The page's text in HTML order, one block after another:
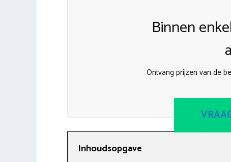
Binnen
Ontvang prijzen van de
Inhoudsopgave